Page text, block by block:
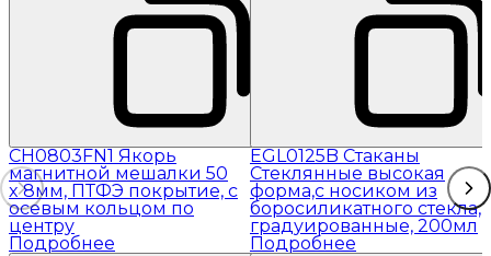
CH0803FN1 Якорь
магнитной мешалки 50
x 8мм, ПТФЭ покрытие, с
осевым кольцом по
центру
Подробнее
EGL0125B Стаканы
Стеклянные высокая
форма,с носиком из
боросиликатного стекла,
градуированные, 200мл
Подробнее